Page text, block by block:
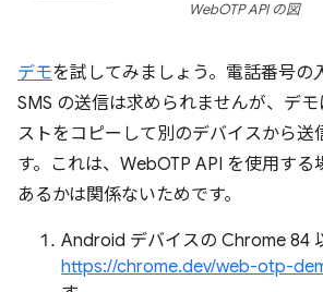
WebOTP API の図
デモを試してみましょう。電話番号の
SMS の送信は求められませんが、デ
ストをコピーして別のデバイスから送
す。これは、WebOTP API を使用する
あるかは関係ないためです。
Android デバイスの Chrome 84
https://chrome.dev/web-otp-